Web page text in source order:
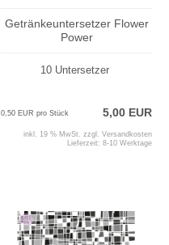
Getränkeuntersetzer Flower
Power
10 Untersetzer
5,00 EUR
0,50 EUR pro Stück
inkl. 19 % MwSt. zzgl. Versandkosten
Lieferzeit: 8-10 Werktage